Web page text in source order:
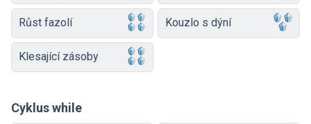
Růst fazolí Kouzlo s dýní
Klesající zásoby
Cyklus while